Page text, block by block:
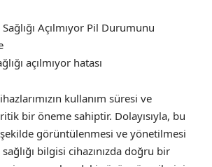
açılmıyor hatası
kullanım süresi ve
bir öneme sahiptir. Dolayısıyla, bu
görüntülenmesi ve yönetilmesi
bilgisi cihazınızda doğru bir